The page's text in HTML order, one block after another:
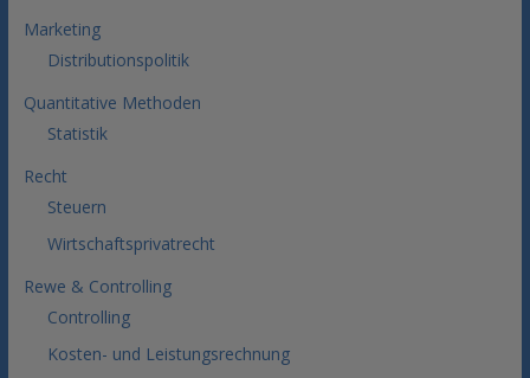
Marketing
Distributionspolitik
Quantitative Methoden
Statistik
Recht
Steuern
Wirtschaftsprivatrecht
Rewe & Controlling
Controlling
Kosten- und Leistungsrechnung